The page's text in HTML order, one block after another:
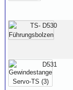
D530
D531